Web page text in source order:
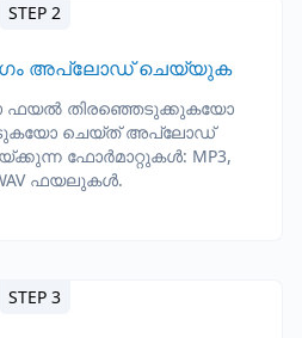
STEP 2
അപ്‌ലോഡ് ചെയ്യുക
ഫയൽ തിരഞ്ഞെടുക്കുകയോ
ചെയ്ത് അപ്‌ലോഡ്
ഫോർമാറ്റുകൾ: MP3,
ഫയലുകൾ.
STEP 3